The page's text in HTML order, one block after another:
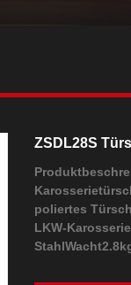
ZSDL28S
poliertes
LKW-